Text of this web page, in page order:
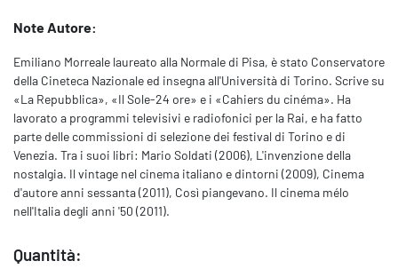
Note Autore:
Emiliano Morreale laureato alla Normale di Pisa, è stato Conservatore
della Cineteca Nazionale ed insegna all'Università di Torino. Scrive su
«La Repubblica», «Il Sole-24 ore» e i «Cahiers du cinéma». Ha
lavorato a programmi televisivi e radiofonici per la Rai, e ha fatto
parte delle commissioni di selezione dei festival di Torino e di
Venezia. Tra i suoi libri: Mario Soldati (2006), L'invenzione della
nostalgia. Il vintage nel cinema italiano e dintorni (2009), Cinema
d'autore anni sessanta (2011), Così piangevano. Il cinema mélo
nell'Italia degli anni '50 (2011).
Quantità: